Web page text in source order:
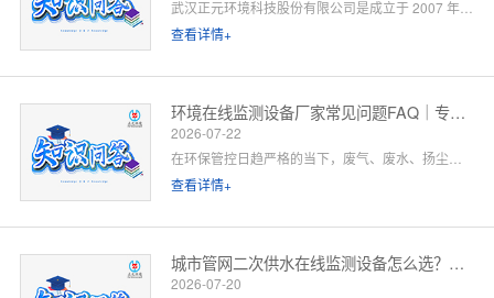
查看详情+
环境在线监测设备厂家常见问题FAQ｜专业厂家答疑解惑
2026-07-22
在环保管控日趋严格的当下，废气、废水、扬尘、噪声等环境在线监测设备已成为工矿企业、园区、市政工程必备的合规配套设施。很多客户在选型、合作、安装运维过程中，常会遇到厂家资质、设备精度、数据联网、售后保障等各类问题。 作为专业环境在线监测设备源头厂家，我们深耕环境监测领域多年，拥有自主研发、生产、销售、运维全链条服务能力。下面针对行业高频咨询问题，整理系统化FAQ答疑，一站式解决您的合作与选型顾虑。 一、厂家实力与资质相关问题
查看详情+
城市管网二次供水在线监测设备怎么选？水务单位高频 FAQ
2026-07-20